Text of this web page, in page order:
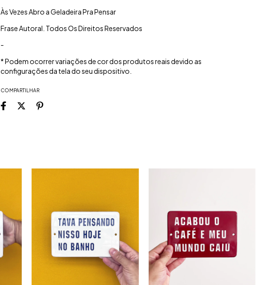
Às Vezes Abro a Geladeira Pra Pensar
Frase Autoral. Todos Os Direitos Reservados
-
* Podem ocorrer variações de cor dos produtos reais devido as
configurações da tela do seu dispositivo.
COMPARTILHAR